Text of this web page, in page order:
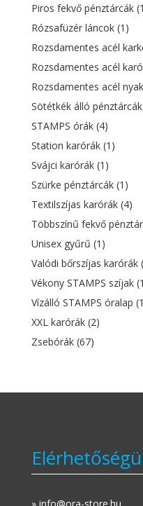
Piros fekvő pénztárcák
Rózsafüzér láncok (1)
Rozsdamentes acél
Rozsdamentes acél
Rozsdamentes acél
Sötétkék álló pénztárcák
STAMPS órák (4)
Station karórák (1)
Svájci karórák (1)
Szürke pénztárcák (1)
Textilszíjas karórák (4)
Többszínű fekvő
Unisex gyűrű (1)
Valódi bőrszíjas karórák
Vékony STAMPS szíjak
Vízálló STAMPS óralap
XXL karórák (2)
Zsebórák (67)
» info@ora-store.hu